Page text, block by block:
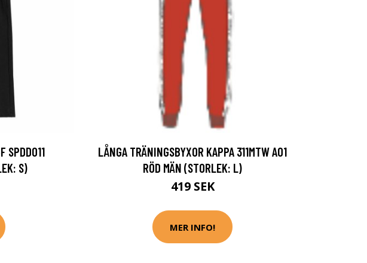
SPDD011
S)
LÅNGA TRÄNINGSBYXOR KAPPA 311MTW A01
RÖD MÄN (STORLEK: L)
419 SEK
MER INFO!